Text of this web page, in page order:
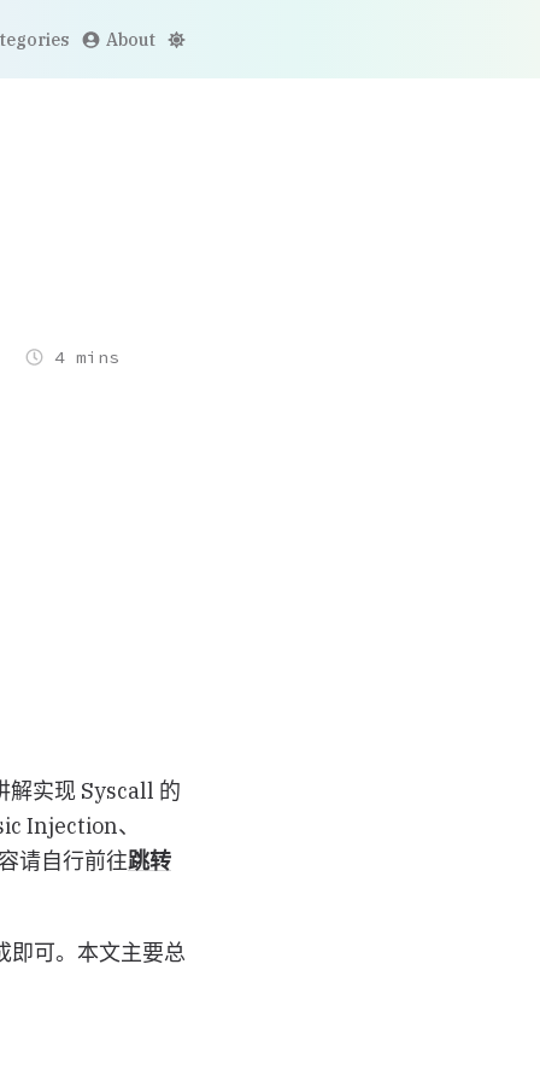
About
4 mins
解实现 Syscall 的
Injection、
请自行前往跳转
即可。本文主要总